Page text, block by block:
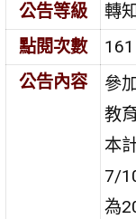
公告等級
轉知
點閱次數
161
公告內容
參
教
本
7/
為